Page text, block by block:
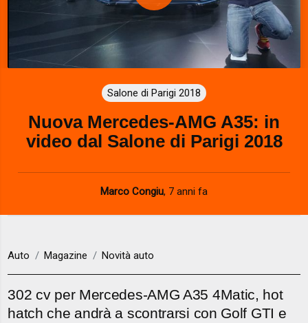
P
l
a
y
V
d
e
Salone di Parigi 2018
Nuova Mercedes-AMG A35: in
video dal Salone di Parigi 2018
Marco Congiu, 7 anni fa
Auto Magazine Novità auto
302 cv per Mercedes-AMG A35 4Matic, hot
hatch che andrà a scontrarsi con Golf GTI e